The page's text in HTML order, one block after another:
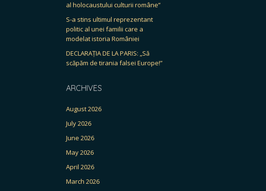
al holocaustului culturii române”
S-a stins ultimul reprezentant
politic al unei familii care a
modelat istoria României
DECLARAȚIA DE LA PARIS: „Să
scăpăm de tirania falsei Europe!”
ARCHIVES
August 2026
July 2026
June 2026
May 2026
April 2026
March 2026